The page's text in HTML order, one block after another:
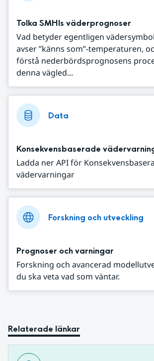
Tolka SMHIs väderprognoser
Vad betyder egentligen
avser ”känns som”-temperaturen,
förstå nederbördsprognosens
denna vägled...
Data
Konsekvensbaserade
Ladda ner API för
vädervarningar
Forskning och utveckling
Prognoser och varningar
Forskning och avancerad
du ska veta vad som väntar.
Relaterade länkar